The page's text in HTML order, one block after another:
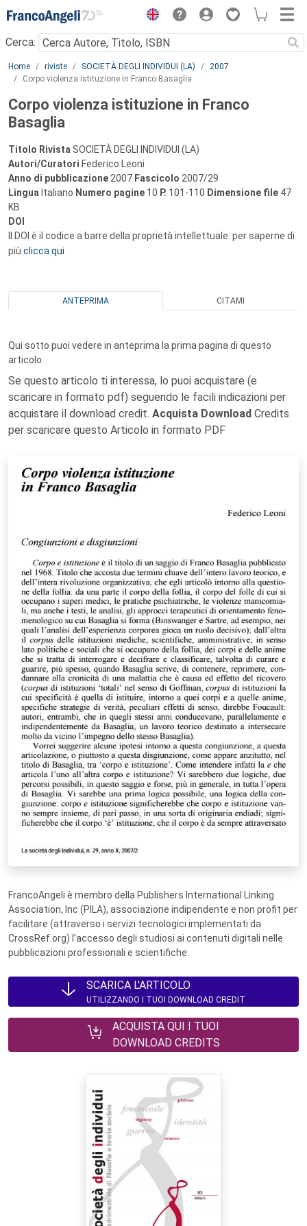
Menu
Cerca:
Main content
Home riviste SOCIETÀ DEGLI INDIVIDUI (LA)
2007
Corpo violenza istituzione in Franco Basaglia
Corpo violenza istituzione in Franco
Basaglia
Titolo Rivista SOCIETÀ DEGLI INDIVIDUI (LA)
Autori/Curatori Federico Leoni
Anno di pubblicazione 2007 Fascicolo 2007/29
Lingua Italiano Numero pagine 10 P. 101-110 Dimensione file 47
KB
DOI
Il DOI è il codice a barre della proprietà intellettuale: per saperne di
più clicca qui
ANTEPRIMA CITAMI
Qui sotto puoi vedere in anteprima la prima pagina di questo
articolo.
Se questo articolo ti interessa, lo puoi acquistare (e
scaricare in formato pdf) seguendo le facili indicazioni per
acquistare il download credit. Acquista Download Credits
per scaricare questo Articolo in formato PDF
FrancoAngeli è membro della Publishers International Linking
Association, Inc (PILA), associazione indipendente e non profit per
facilitare (attraverso i servizi tecnologici implementati da
CrossRef.org) l’accesso degli studiosi ai contenuti digitali nelle
pubblicazioni professionali e scientifiche.
SCARICA L'ARTICOLO
UTILIZZANDO I TUOI DOWNLOAD CREDIT
ACQUISTA QUI I TUOI
DOWNLOAD CREDITS